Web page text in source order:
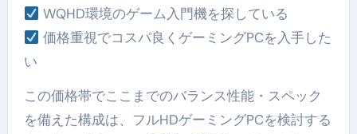
WQHD環境のゲーム入門機を探している
価格重視でコスパ良くゲーミングPCを入手した
い
この価格帯でここまでのバランス性能・スペック
を備えた構成は、フルHDゲーミングPCを検討する